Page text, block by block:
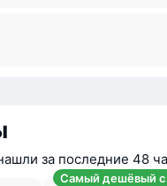
за последние 48
Самый дешёвый с